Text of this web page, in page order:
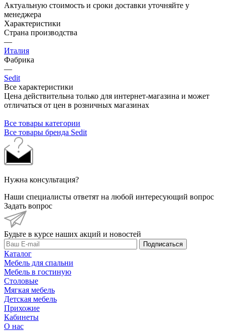
Актуальную стоимость и сроки доставки уточняйте у
менеджера
Характеристики
Страна производства
—
Италия
Фабрика
—
Sedit
Все характеристики
Цена действительна только для интернет-магазина и может
отличаться от цен в розничных магазинах
Все товары категории
Все товары бренда Sedit
Нужна консультация?
Наши специалисты ответят на любой интересующий вопрос
Задать вопрос
Будьте в курсе наших акций и новостей
Подписаться
Каталог
Мебель для спальни
Мебель в гостиную
Столовые
Мягкая мебель
Детская мебель
Прихожие
Кабинеты
О нас